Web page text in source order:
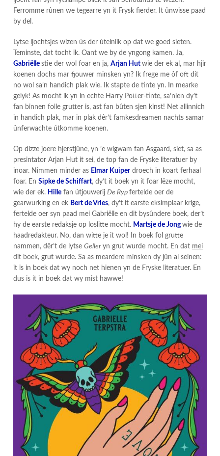
Ferromme rûnen we tegearre yn it Frysk fierder. It ûnwisse paad
by del.
Lytse ljochtsjes wizen ús der úteinlik op dat we goed sieten.
Teminste, dat tocht ik. Oant we by de yngong kamen. Ja,
Gabriëlle stie der wol foar en ja, Arjan Hut wie der ek al, mar hjir
koenen dochs mar fjouwer minsken yn? Ik frege me ôf oft dit
no wol sa’n handich plak wie. Ik stapte de tinte yn. In mearke
gelyk! As mocht ik yn in echte Harry Potter-tinte, sa’nien dy’t
fan binnen folle grutter is, ast fan bûten sjen kinst! Net allinnich
in handich plak, mar in plak dêr’t famkesdreamen nachts samar
ûnferwachte útkomme koenen.
Op dizze joere hjerstjûne, yn ’e wigwam fan Asgaard, siet, sa as
presintator Arjan Hut it sei, de top fan de Fryske literatuer by
inoar. Nimmen minder as Elmar Kuiperdroech in koart ferhaal
foar. En Sipke de Schiffart, dy’t it boek yn it foar lêze mocht,
wie der ek. Hille fan útjouwerij De Ryp fertelde oer de
gearwurking en ek Bert de Vries, dy’t it earste eksimplaar krige,
fertelde oer syn paad mei Gabriëlle en dit bysûndere boek, der’t
hy de earste redaksje op loslitte mocht. Martsje de Jongwie de
haadredakteur. No, dan witte je it wol! In boek fol grutte
nammen, dêr’t de lytse Geller yn grut wurde mocht. En dat mei
dit boek, grut wurde. Sa as meardere minsken dy jûn al seinen:
it is in boek dat wy noch net hienen yn de Fryske literatuer. En
dus is it in boek dat wy mist hawwe!